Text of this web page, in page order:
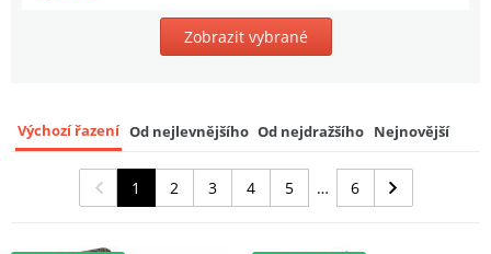
Zobrazit vybrané
Výchozí řazení Od nejlevnějšího Od nejdražšího Nejnovější
1 2 3 4 5 6